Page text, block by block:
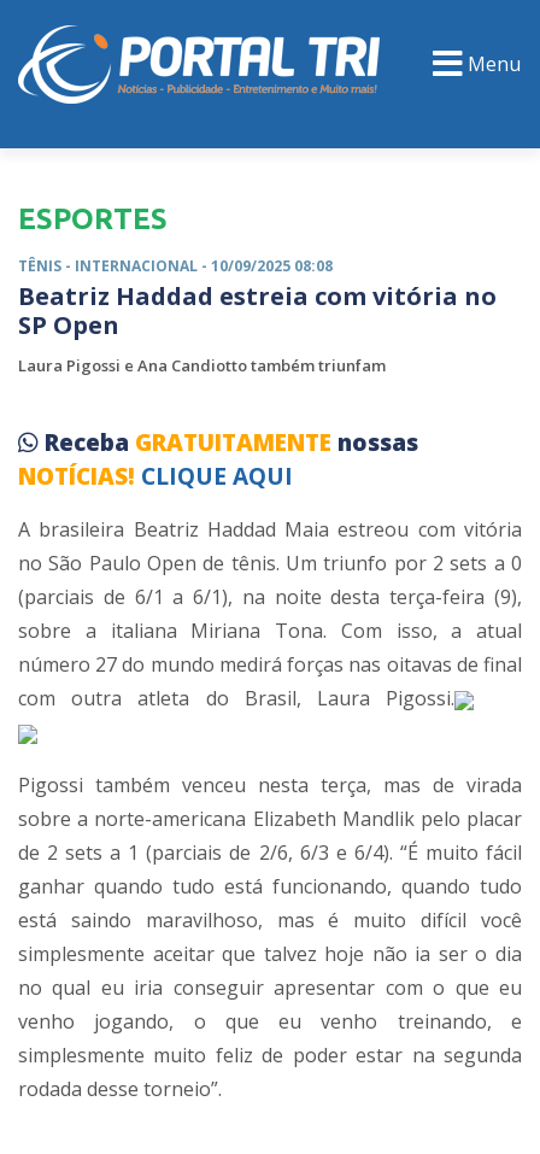
Menu
ESPORTES
TÊNIS - INTERNACIONAL - 10/09/2025 08:08
Beatriz Haddad estreia com vitória no
SP Open
Laura Pigossi e Ana Candiotto também triunfam
Receba GRATUITAMENTE nossas
NOTÍCIAS! CLIQUE AQUI
A brasileira Beatriz Haddad Maia estreou com vitória
no São Paulo Open de tênis. Um triunfo por 2 sets a 0
(parciais de 6/1 a 6/1), na noite desta terça-feira (9),
sobre a italiana Miriana Tona. Com isso, a atual
número 27 do mundo medirá forças nas oitavas de final
com outra atleta do Brasil, Laura Pigossi.
Pigossi também venceu nesta terça, mas de virada
sobre a norte-americana Elizabeth Mandlik pelo placar
de 2 sets a 1 (parciais de 2/6, 6/3 e 6/4). “É muito fácil
ganhar quando tudo está funcionando, quando tudo
está saindo maravilhoso, mas é muito difícil você
simplesmente aceitar que talvez hoje não ia ser o dia
no qual eu iria conseguir apresentar com o que eu
venho jogando, o que eu venho treinando, e
simplesmente muito feliz de poder estar na segunda
rodada desse torneio”.